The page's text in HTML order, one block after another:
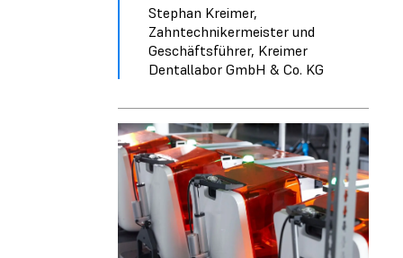
Stephan Kreimer,
Zahntechnikermeister und
Geschäftsführer, Kreimer
Dentallabor GmbH & Co. KG